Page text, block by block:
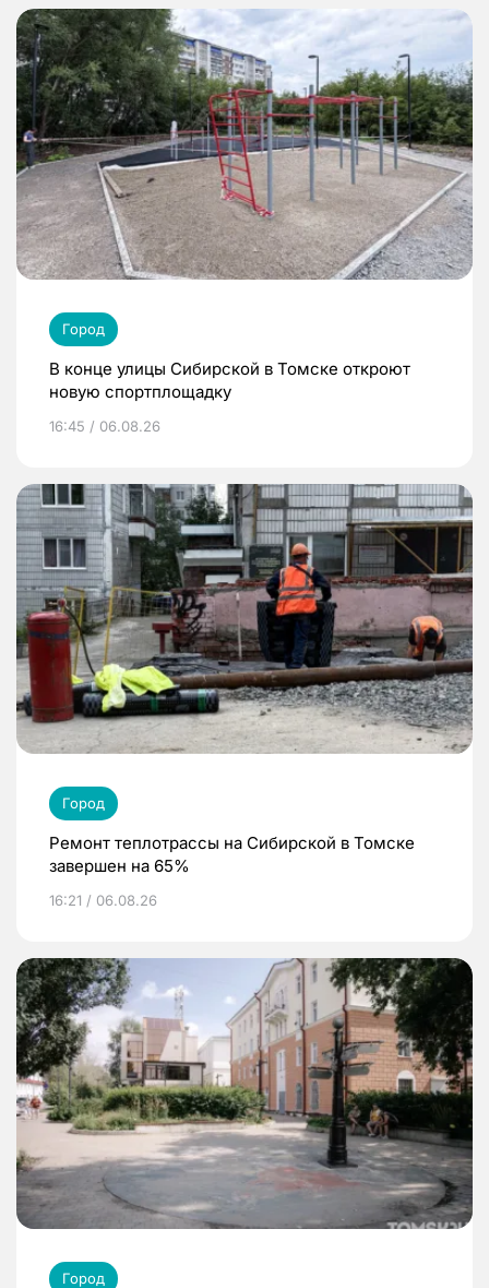
Город
В конце улицы Сибирской в Томске откроют
новую спортплощадку
16:45 / 06.08.26
Город
Ремонт теплотрассы на Сибирской в Томске
завершен на 65%
16:21 / 06.08.26
Город